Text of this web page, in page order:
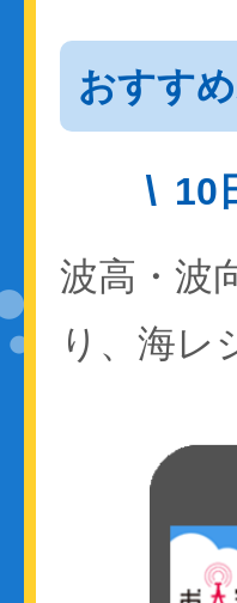
おすす
10
波高・波
り、海レ